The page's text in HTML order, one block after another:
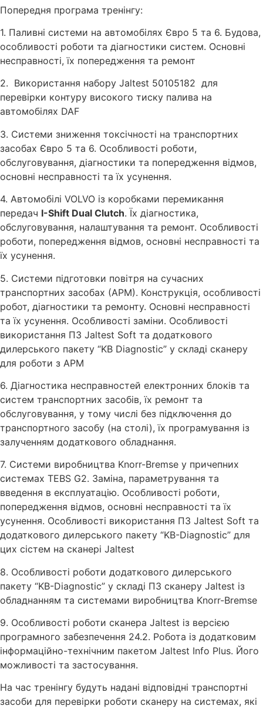
Попередня програма тренінгу:
1. Паливні системи на автомобілях Євро 5 та 6. Будова,
особливості роботи та діагностики систем. Основні
несправності, їх попередження та ремонт
2. Використання набору Jaltest 50105182 для
перевірки контуру високого тиску палива на
автомобілях DAF
3. Системи зниження токсічності на транспортних
засобах Євро 5 та 6. Особливості роботи,
обслуговування, діагностики та попередження відмов,
основні несправності та їх усунення.
4. Автомобілі VOLVO із коробками перемикання
передач I-Shift Dual Clutch. Їх діагностика,
обслуговування, налаштування та ремонт. Особливості
роботи, попередження відмов, основні несправності та
їх усунення.
5. Системи підготовки повітря на сучасних
транспортних засобах (АРМ). Конструкція, особливості
робот, діагностики та ремонту. Основні несправності
та їх усунення. Особливості заміни. Особливості
використання ПЗ Jaltest Soft та додаткового
дилерського пакету “KB Diagnostic” у складі сканеру
для роботи з АРМ
6. Діагностика несправностей електронних блоків та
систем транспортних засобів, їх ремонт та
обслуговування, у тому числі без підключення до
транспортного засобу (на столі), їх програмування із
залученням додаткового обладнання.
7. Системи виробництва Knorr-Bremse у причепних
системах TEBS G2. Заміна, параметрування та
введення в експлуатацію. Особливості роботи,
попередження відмов, основні несправності та їх
усунення. Особливості використання ПЗ Jaltest Soft та
додаткового дилерського пакету “KB-Diagnostic” для
цих сістем на сканері Jaltest
8. Особливості роботи додаткового дилерського
пакету “KB-Diagnostic” у складі ПЗ сканеру Jaltest із
обладнанням та системами виробництва Knorr-Bremse
9. Особливості роботи сканера Jaltest із версією
програмного забезпечення 24.2. Робота із додатковим
інформаційно-технічним пакетом Jaltest Info Plus. Його
можливості та застосування.
На час тренінгу будуть надані відповідні транспортні
засоби для перевірки роботи сканеру на системах, які